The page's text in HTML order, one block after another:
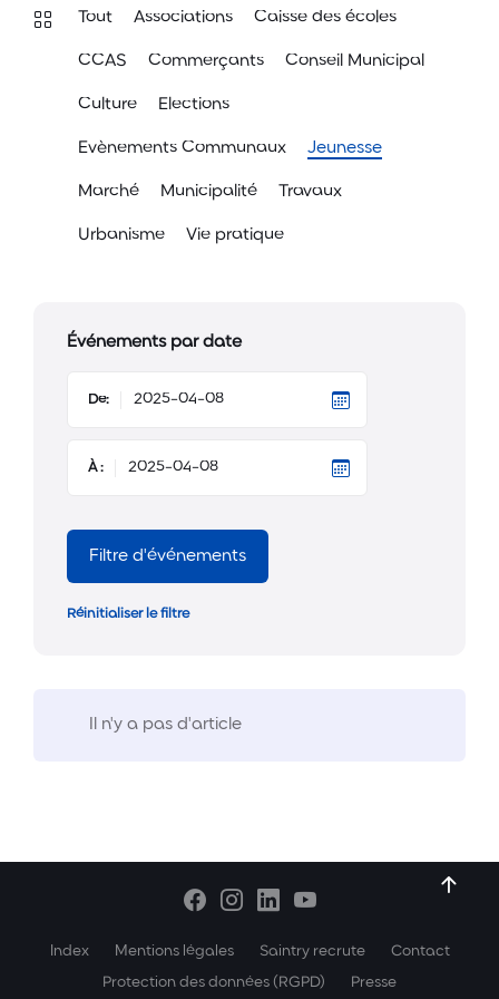
Tout Associations Caisse des écoles
CCAS Commerçants Conseil Municipal
Culture Elections
Evènements Communaux Jeunesse
Marché Municipalité Travaux
Urbanisme Vie pratique
Événements par date
De:
À :
Filtre d'événements
Réinitialiser le filtre
Il n'y a pas d'article
Index Mentions légales Saintry recrute
Contact
Protection des données (RGPD)
Presse